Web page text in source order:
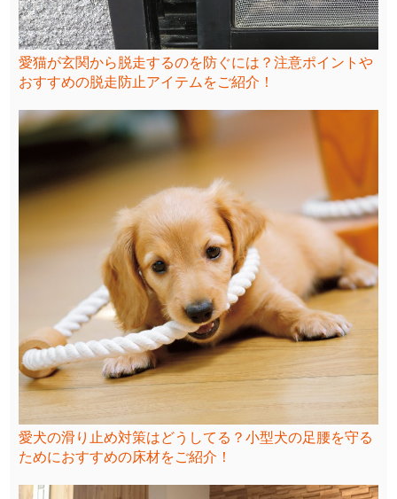
愛猫が玄関から脱走するのを防ぐには？注意ポイントや
おすすめの脱走防止アイテムをご紹介！
愛犬の滑り止め対策はどうしてる？小型犬の足腰を守る
ためにおすすめの床材をご紹介！